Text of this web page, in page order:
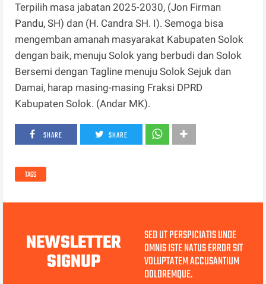
Terpilih masa jabatan 2025-2030, (Jon Firman
Pandu, SH) dan (H. Candra SH. I). Semoga bisa
mengemban amanah masyarakat Kabupaten Solok
dengan baik, menuju Solok yang berbudi dan Solok
Bersemi dengan Tagline menuju Solok Sejuk dan
Damai, harap masing-masing Fraksi DPRD
Kabupaten Solok. (Andar MK).
SHARE SHARE
TAGS
NEWSLETTER
SIGNUP
SED UT PERSPICIATIS UNDE
OMNIS ISTE NATUS ERROR SIT
VOLUPTATEM ACCUSANTIUM
DOLOREMQUE.